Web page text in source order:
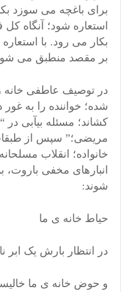
برای باغچه می سوزد
استعاره شود؛ آنگاه کل
بکار می رود. با
بر مقصد منطبق می
در توصیف عاطفی خانه
شده؛ خواننده را به
کشاند؛ مسئله بیآبی
مریضی؛” سپس از
خانواده؛ انقلاب
انبارهای مخفی
شوند:
حیاط خانه ی ما
در انتظار بارش یک ابر
و حوض خانه ی ما